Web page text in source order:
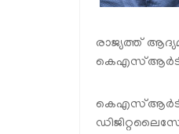
രാജ്യത്ത്